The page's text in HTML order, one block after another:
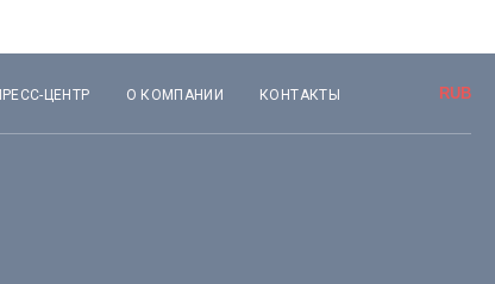
ЦЕНТР О КОМПАНИИ КОНТАКТЫ